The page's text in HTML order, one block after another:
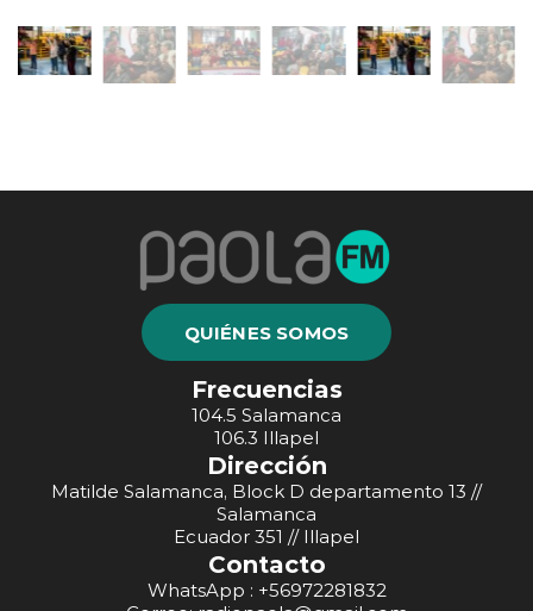
QUIÉNES SOMOS
Frecuencias
104.5 Salamanca
106.3 Illapel
Dirección
Matilde Salamanca, Block D departamento 13 //
Salamanca
Ecuador 351 // Illapel
Contacto
WhatsApp : +56972281832